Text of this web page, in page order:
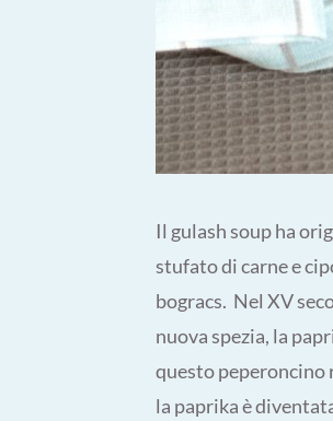
Il gulash soup ha
stufato di carne e
bogracs. Nel XV
nuova spezia, la
questo peperoncino
la paprika è